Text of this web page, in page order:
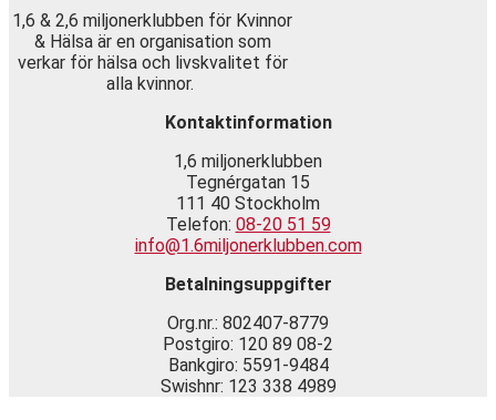
1,6 & 2,6 miljonerklubben för Kvinnor
& Hälsa är en organisation som
verkar för hälsa och livskvalitet för
alla kvinnor.
Kontaktinformation
1,6 miljonerklubben
Tegnérgatan 15
111 40 Stockholm
Telefon: 08-20 51 59
info@1.6miljonerklubben.com
Betalningsuppgifter
Org.nr.: 802407-8779
Postgiro: 120 89 08-2
Bankgiro: 5591-9484
Swishnr: 123 338 4989